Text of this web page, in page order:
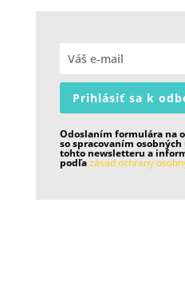
Prihlásiť sa k
Odoslaním formulára na
so spracovaním
tohto newsletteru a
podľazásad ochrany